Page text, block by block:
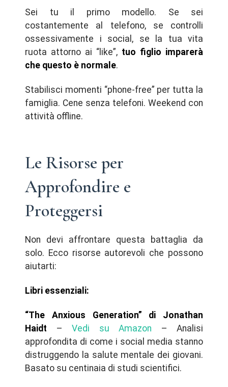
Sei tu il primo modello. Se sei
costantemente al telefono, se controlli
ossessivamente i social, se la tua vita
ruota attorno ai “like”, tuo figlio imparerà
che questo è normale.
Stabilisci momenti “phone-free” per tutta la
famiglia. Cene senza telefoni. Weekend con
attività offline.
Le Risorse per
Approfondire e
Proteggersi
Non devi affrontare questa battaglia da
solo. Ecco risorse autorevoli che possono
aiutarti:
Libri essenziali:
“The Anxious Generation” di Jonathan
Haidt – Vedi su Amazon – Analisi
approfondita di come i social media stanno
distruggendo la salute mentale dei giovani.
Basato su centinaia di studi scientifici.